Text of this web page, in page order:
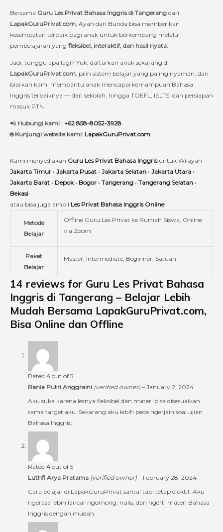
Bersama Guru Les Privat Bahasa Inggris di Tangerang dari
LapakGuruPrivat.com , Ayah dan Bunda bisa memberikan
kesempatan terbaik bagi anak untuk berkembang melalui
pembelajaran yang fleksibel, interaktif, dan hasil nyata
Jadi, tunggu apa lagi? Yuk, daftarkan anak sekarang di
LapakGuruPrivat.com , pilih sistem belajar yang paling nyaman, dan
biarkan kami membantu anak mencapai kemampuan Bahasa
Inggris terbaiknya — dari sekolah, hingga TOEFL, IELTS, dan persiapan
masuk PTN.
📲 Hubungi kami : +62 858-8052-3928
🌐Kunjungi website kami: LapakGuruPrivat.com
Kami menyediakan Guru Les Privat Bahasa Inggris untuk Wilayah
Jakarta Timur • Jakarta Pusat • Jakarta Selatan • Jakarta Utara •
Jakarta Barat • Depok• Bogor • Tangerang • Tangerang Selatan •
Bekasi
atau bisa juga ambil Les Privat Bahasa Inggris Online
Metode
Belajar
Offline Guru Les Privat ke Rumah Siswa, Online
via Zoom
Paket
Belajar
Master, Intermediate, Beginner, Satuan
14 reviews for Guru Les Privat Bahasa
Inggris di Tangerang – Belajar Lebih
Mudah Bersama LapakGuruPrivat.com,
Bisa Online dan Offline
Rated 4 out of 5
Rania Putri Anggraini (verified owner) – January 2, 2024
Aku suka karena lesnya fleksibel dan materi bisa disesuaikan
sama target aku. Sekarang aku lebih pede ngerjain soal ujian
Bahasa Inggris.
Rated 4 out of 5
Luthfi Arya Pratama (verified owner) – February 28, 2024
Cara belajar di LapakGuruPrivat santai tapi tetap efektif. Aku
ngerasa lebih lancar ngomong, nulis, dan ngerti materi Bahasa
Inggris dengan mudah.